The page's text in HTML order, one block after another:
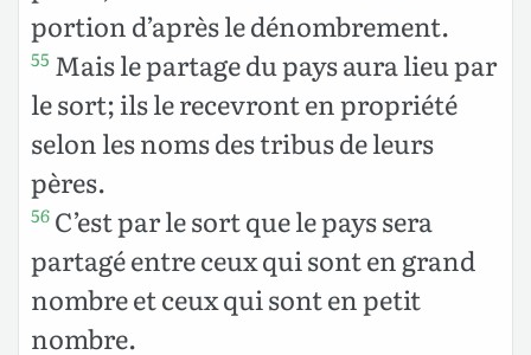
portion d’après le dénombrement.
55 Mais le partage du pays aura lieu par
le sort; ils le recevront en propriété
selon les noms des tribus de leurs
pères.
56 C’est par le sort que le pays sera
partagé entre ceux qui sont en grand
nombre et ceux qui sont en petit
nombre.